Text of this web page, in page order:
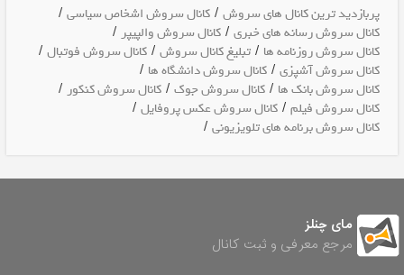
پربازدید ترین کانال های سروش /کانال سروش اشخاص سیاسی /
کانال سروش رسانه های خبری /کانال سروش والپیپر /
کانال سروش روزنامه ها /تبلیغ کانال سروش /کانال سروش فوتبال /
کانال سروش آشپزی /کانال سروش دانشگاه ها /
کانال سروش بانک ها /کانال سروش جوک /کانال سروش کنکور /
کانال سروش فیلم /کانال سروش عکس پروفایل /
کانال سروش برنامه های تلویزیونی /
مای چنلز
مرجع معرفی و ثبت کانال